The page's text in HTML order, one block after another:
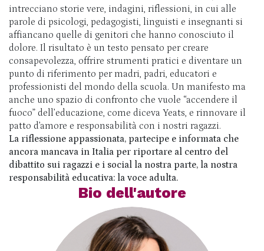
intrecciano storie vere, indagini, riflessioni, in cui alle
parole di psicologi, pedagogisti, linguisti e insegnanti si
affiancano quelle di genitori che hanno conosciuto il
dolore. Il risultato è un testo pensato per creare
consapevolezza, offrire strumenti pratici e diventare un
punto di riferimento per madri, padri, educatori e
professionisti del mondo della scuola. Un manifesto ma
anche uno spazio di confronto che vuole “accendere il
fuoco” dell’educazione, come diceva Yeats, e rinnovare il
patto d’amore e responsabilità con i nostri ragazzi.
La riflessione appassionata, partecipe e informata che
ancora mancava in Italia per riportare al centro del
dibattito sui ragazzi e i social la nostra parte, la nostra
responsabilità educativa: la voce adulta.
Bio dell'autore